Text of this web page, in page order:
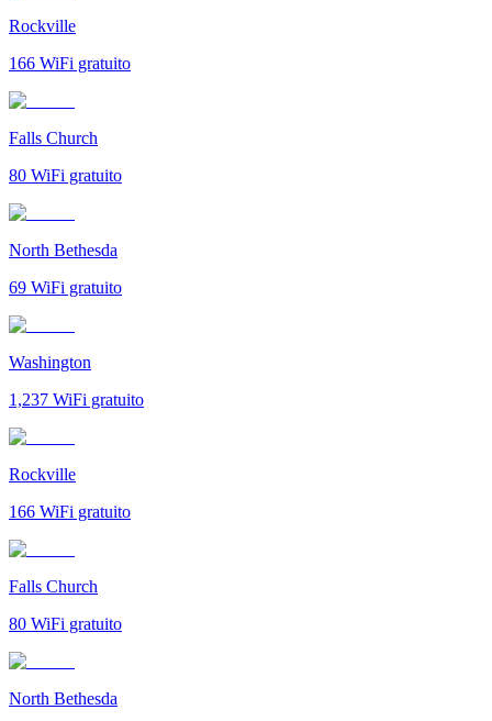
Rockville
166 WiFi gratuito
Falls Church
80 WiFi gratuito
North Bethesda
69 WiFi gratuito
Washington
1,237 WiFi gratuito
Rockville
166 WiFi gratuito
Falls Church
80 WiFi gratuito
North Bethesda